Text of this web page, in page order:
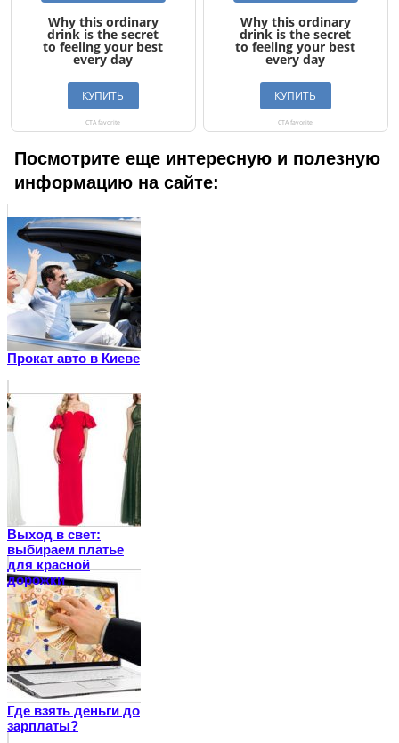
Посмотрите еще интересную и полезную
информацию на сайте:
Прокат авто в Киеве
Выход в свет:
выбираем платье
для красной
дорожки
Где взять деньги до
зарплаты?